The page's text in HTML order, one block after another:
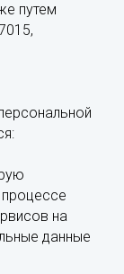
путем
на
данные